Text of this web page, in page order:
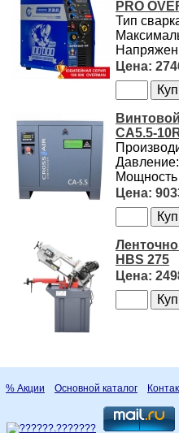
PRO
Тип
CA5.5-
Мощность
HBS 275
% Акции Основной каталог